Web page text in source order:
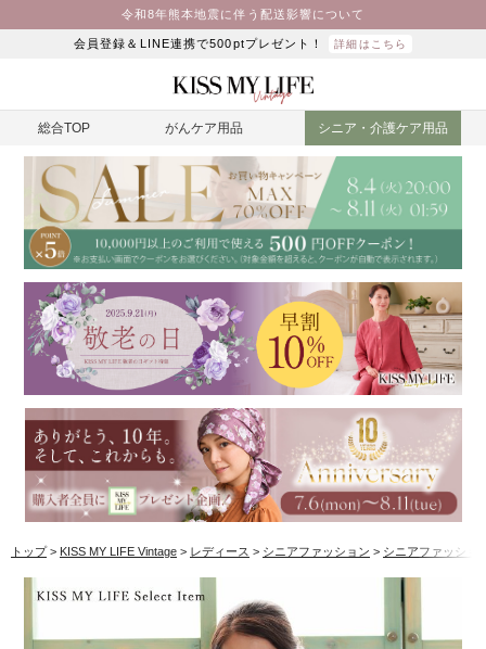
令和8年熊本地震に伴う配送影響について
会員登録＆LINE連携で500ptプレゼント！ 詳細はこちら
総合TOP がんケア用品 シニア・介護ケア用品
トップ KISS MY LIFE Vintage レディース シニアファッション シニアファッショ